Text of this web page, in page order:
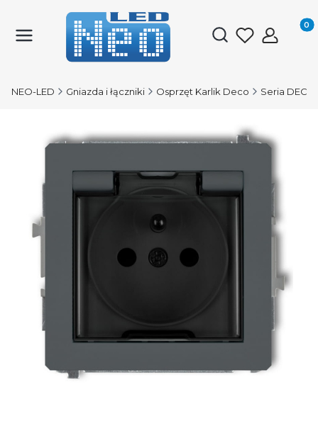
Otwórz
NEO-LED Gniazda i łączniki Osprzęt Karlik Deco Seria